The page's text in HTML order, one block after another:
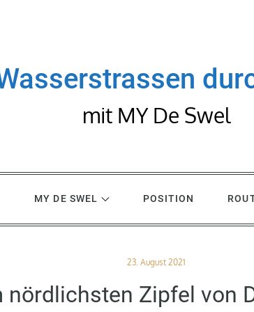
mit MY De Swel
MY DE SWEL POSITION
Posted
23. August 2021
nördlichsten Zipfel von